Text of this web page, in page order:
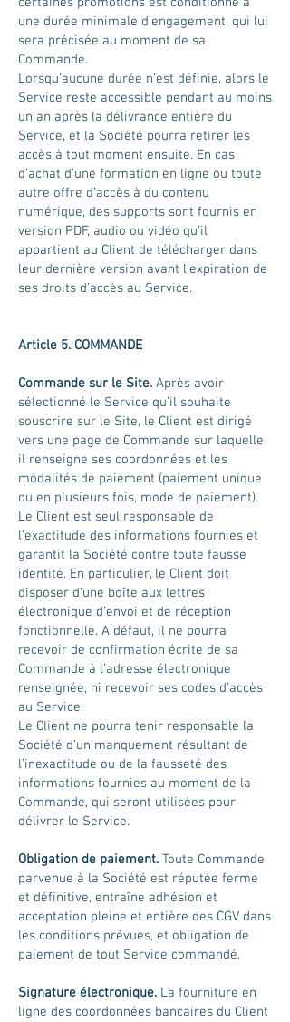
une durée minimale d’engagement, qui lui
sera précisée au moment de sa
Commande.
Lorsqu’aucune durée n’est définie, alors le
Service reste accessible pendant au moins
un an après la délivrance entière du
Service, et la Société pourra retirer les
accès à tout moment ensuite. En cas
d’achat d’une formation en ligne ou toute
autre offre d’accès à du contenu
numérique, des supports sont fournis en
version PDF, audio ou vidéo qu’il
appartient au Client de télécharger dans
leur dernière version avant l’expiration de
ses droits d’accès au Service.
Article 5. COMMANDE
Commande sur le Site. Après avoir
sélectionné le Service qu’il souhaite
souscrire sur le Site, le Client est dirigé
vers une page de Commande sur laquelle
il renseigne ses coordonnées et les
modalités de paiement (paiement unique
ou en plusieurs fois, mode de paiement).
Le Client est seul responsable de
l’exactitude des informations fournies et
garantit la Société contre toute fausse
identité. En particulier, le Client doit
disposer d’une boîte aux lettres
électronique d’envoi et de réception
fonctionnelle. A défaut, il ne pourra
recevoir de confirmation écrite de sa
Commande à l’adresse électronique
renseignée, ni recevoir ses codes d’accès
au Service.
Le Client ne pourra tenir responsable la
Société d’un manquement résultant de
l’inexactitude ou de la fausseté des
informations fournies au moment de la
Commande, qui seront utilisées pour
délivrer le Service.
Obligation de paiement. Toute Commande
parvenue à la Société est réputée ferme
et définitive, entraîne adhésion et
acceptation pleine et entière des CGV dans
les conditions prévues, et obligation de
paiement de tout Service commandé.
Signature électronique. La fourniture en
ligne des coordonnées bancaires du Client